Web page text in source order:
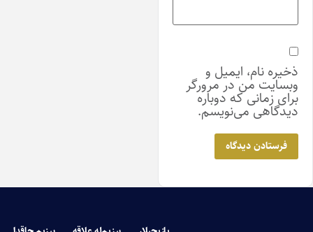
نام، ایمیل و
من در مرورگر
زمانی که دوباره
می‌نویسم.